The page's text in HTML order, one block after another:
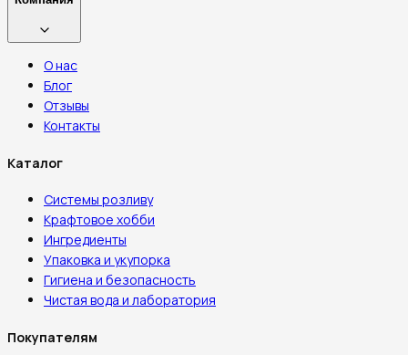
О нас
Блог
Отзывы
Контакты
Каталог
Системы розливу
Крафтовое хобби
Ингредиенты
Упаковка и укупорка
Гигиена и безопасность
Чистая вода и лаборатория
Покупателям